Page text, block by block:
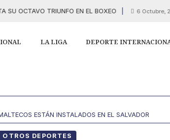
TRIUNFO EN EL BOXEO 6 Octubre, 2025
LA LIGA DEPORTE
ESTÁN INSTALADOS EN EL SALVADOR
OTROS DEPORTES